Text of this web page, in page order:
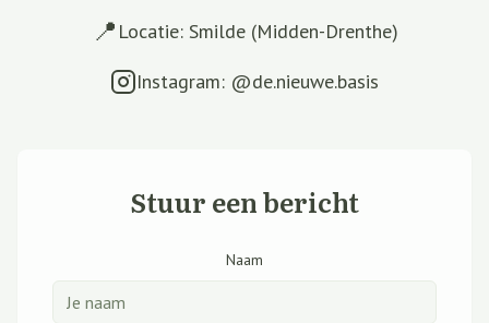
📍 Locatie: Smilde (Midden-Drenthe)
Instagram: @de.nieuwe.basis
Stuur een bericht
Naam